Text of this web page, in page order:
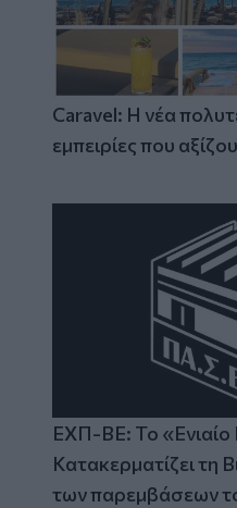
Caravel: Η νέα
εμπειρίες που
ΕΧΠ-ΒΕ: Το «Ενιαίο
Κατακερματίζει τη
των παρεμβάσεων